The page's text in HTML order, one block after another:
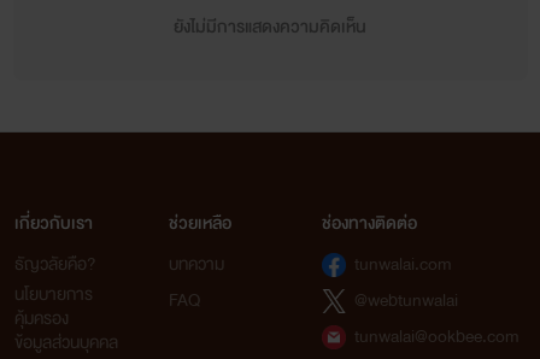
ยังไม่มีการแสดงความคิดเห็น
เกี่ยวกับเรา
ธัญวลัยคือ?
นโยบายการ
คุ้มครอง
ข้อมูลส่วนบุคคล
ช่วยเหลือ
บทความ
FAQ
ช่องทางติดต่อ
tunwalai.com
@webtunwalai
tunwalai@ookbee.com